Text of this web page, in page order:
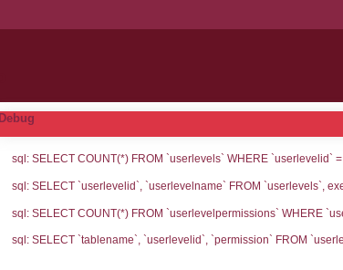
Debug
sql: SELECT COUNT(*)